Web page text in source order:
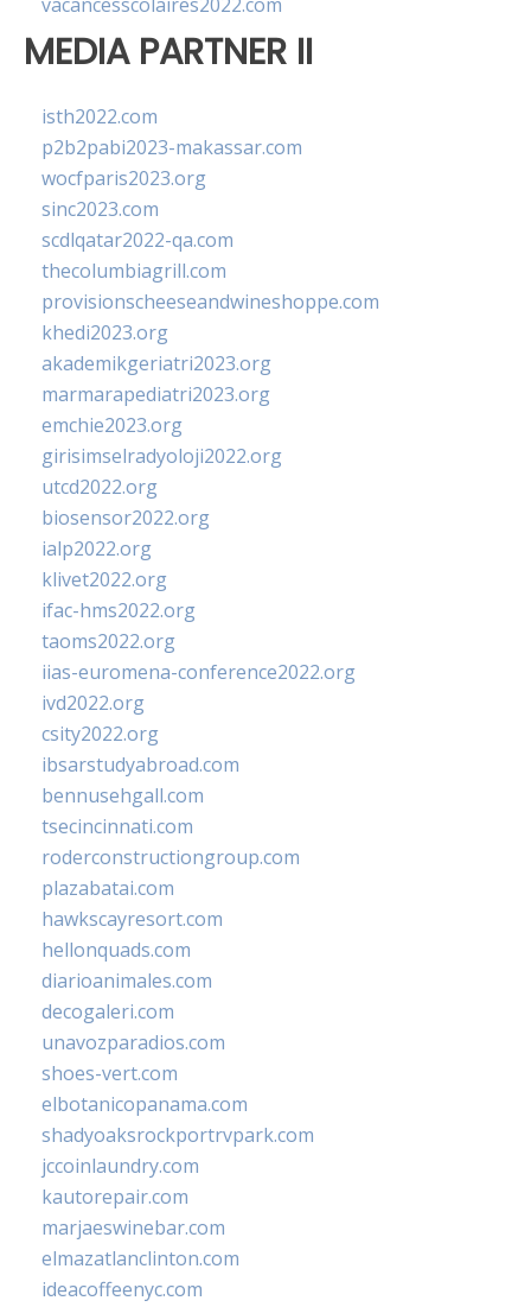
MEDIA PARTNER II
isth2022.com
p2b2pabi2023-makassar.com
wocfparis2023.org
sinc2023.com
scdlqatar2022-qa.com
thecolumbiagrill.com
provisionscheeseandwineshoppe.com
khedi2023.org
akademikgeriatri2023.org
marmarapediatri2023.org
emchie2023.org
girisimselradyoloji2022.org
utcd2022.org
biosensor2022.org
ialp2022.org
klivet2022.org
ifac-hms2022.org
taoms2022.org
iias-euromena-conference2022.org
ivd2022.org
csity2022.org
ibsarstudyabroad.com
bennusehgall.com
tsecincinnati.com
roderconstructiongroup.com
plazabatai.com
hawkscayresort.com
hellonquads.com
diarioanimales.com
decogaleri.com
unavozparadios.com
shoes-vert.com
elbotanicopanama.com
shadyoaksrockportrvpark.com
jccoinlaundry.com
kautorepair.com
marjaeswinebar.com
elmazatlanclinton.com
ideacoffeenyc.com